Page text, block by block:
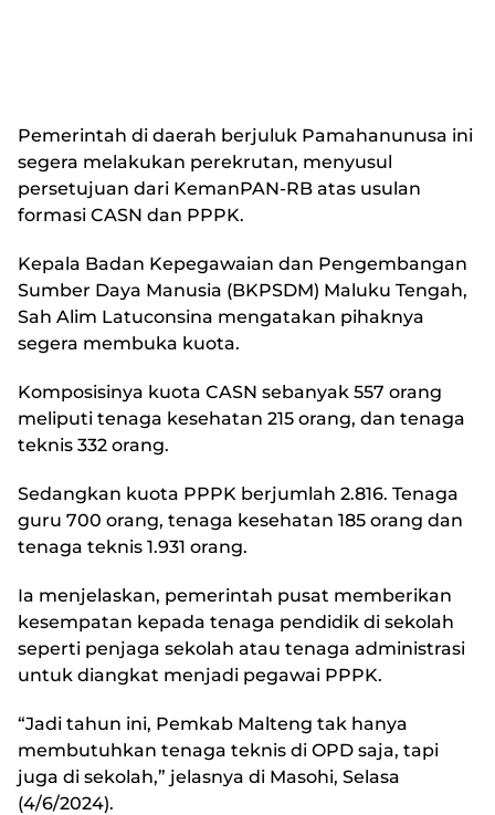
Pemerintah di daerah berjuluk Pamahanunusa ini
segera melakukan perekrutan, menyusul
persetujuan dari KemanPAN-RB atas usulan
formasi CASN dan PPPK.
Kepala Badan Kepegawaian dan Pengembangan
Sumber Daya Manusia (BKPSDM) Maluku Tengah,
Sah Alim Latuconsina mengatakan pihaknya
segera membuka kuota.
Komposisinya kuota CASN sebanyak 557 orang
meliputi tenaga kesehatan 215 orang, dan tenaga
teknis 332 orang.
Sedangkan kuota PPPK berjumlah 2.816. Tenaga
guru 700 orang, tenaga kesehatan 185 orang dan
tenaga teknis 1.931 orang.
Ia menjelaskan, pemerintah pusat memberikan
kesempatan kepada tenaga pendidik di sekolah
seperti penjaga sekolah atau tenaga administrasi
untuk diangkat menjadi pegawai PPPK.
“Jadi tahun ini, Pemkab Malteng tak hanya
membutuhkan tenaga teknis di OPD saja, tapi
juga di sekolah,” jelasnya di Masohi, Selasa
(4/6/2024).